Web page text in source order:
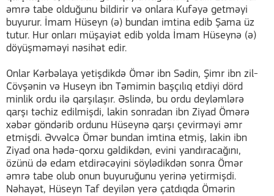
əmrə tabe olduğunu bildirir və onlara Kufəyə getməyi
buyurur. İmam Hüseyn (ə) bundan imtina edib Şama üz
tutur. Hur onları müşayiət edib yolda İmam Hüseynə (ə)
döyüşməməyi nəsihət edir.
Onlar Kərbəlaya yetişdikdə Ömər ibn Sədin, Şimr ibn zil-
Cövşənin və Huseyn ibn Təmimin başçılıq etdiyi dörd
minlik ordu ilə qarşılaşır. Əslində, bu ordu deyləmlərə
qarşı təchiz edilmişdi, lakin sonradan ibn Ziyad Ömərə
xəbər göndərib ordunu Hüseynə qarşı çevirməyi əmr
etmişdi. Əvvəlcə Ömər bundan imtina etmiş, lakin ibn
Ziyad ona hədə-qorxu gəldikdən, evini yandıracağını,
özünü də edam etdirəcəyini söylədikdən sonra Ömər
əmrə tabe olub onun buyuruğunu yerinə yetirmişdi.
Nəhayət, Hüseyn Taf deyilən yerə çatdıqda Ömərin